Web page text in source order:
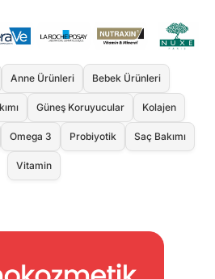
Anne Ürünleri Bebek Ürünleri
Güneş Koruyucular Kolajen
Omega 3 Probiyotik Saç Bakımı
Vitamin